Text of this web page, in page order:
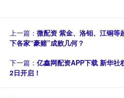
上一篇： 微配资 紫金、洛钼、江铜等
下各家“豪赌”成败几何？
下一篇： 亿鑫网配资APP下载 新华社
2日开启！